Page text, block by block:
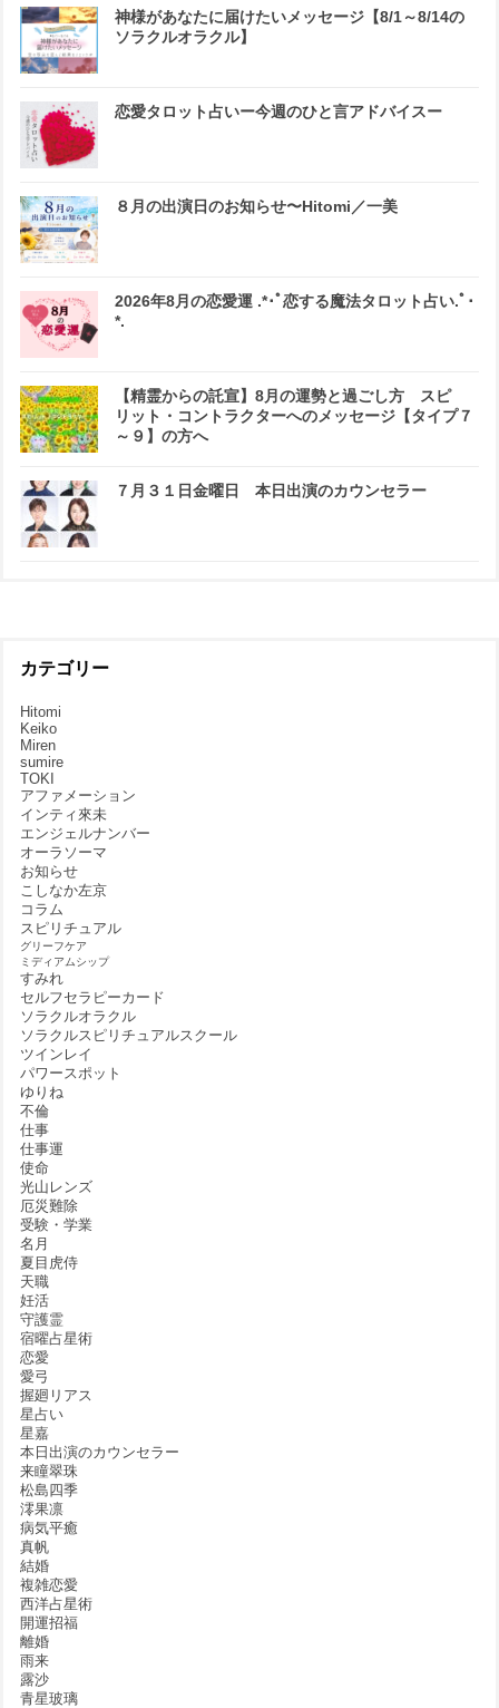
神様があなたに届けたいメッセージ【8/1～8/14の
ソラクルオラクル】
恋愛タロット占いー今週のひと言アドバイスー
８月の出演日のお知らせ〜Hitomi／一美
2026年8月の恋愛運 .*･ﾟ恋する魔法タロット占い.ﾟ･
*.
【精霊からの託宣】8月の運勢と過ごし方 スピ
リット・コントラクターへのメッセージ【タイプ７
～９】の方へ
７月３１日金曜日 本日出演のカウンセラー
カテゴリー
Hitomi
Keiko
Miren
sumire
TOKI
アファメーション
インティ來未
エンジェルナンバー
オーラソーマ
お知らせ
こしなか左京
コラム
スピリチュアル
グリーフケア
ミディアムシップ
すみれ
セルフセラピーカード
ソラクルオラクル
ソラクルスピリチュアルスクール
ツインレイ
パワースポット
ゆりね
不倫
仕事
仕事運
使命
光山レンズ
厄災難除
受験・学業
名月
夏目虎侍
天職
妊活
守護霊
宿曜占星術
恋愛
愛弓
握廻リアス
星占い
星嘉
本日出演のカウンセラー
来瞳翠珠
松島四季
澪果凛
病気平癒
真帆
結婚
複雑恋愛
西洋占星術
開運招福
離婚
雨来
露沙
青星玻璃